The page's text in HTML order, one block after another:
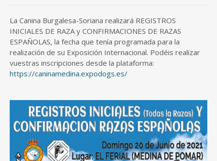
La Canina Burgalesa-Soriana realizará REGISTROS
INICIALES DE RAZA y CONFIRMACIONES DE RAZAS
ESPAÑOLAS, la fecha que tenía programada para la
realización de su Exposición Internacional. Podéis realizar
vuestras inscripciones desde la plataforma:
https://caninamedina.expodogs.es/